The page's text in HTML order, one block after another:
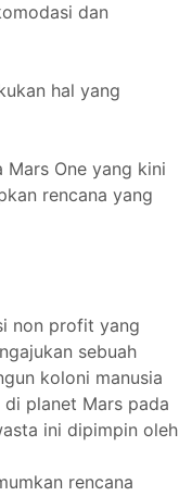
dan
hal yang
Mars One yang kini
rencana yang
non profit yang
sebuah
koloni manusia
planet Mars pada
ini dipimpin oleh
rencana